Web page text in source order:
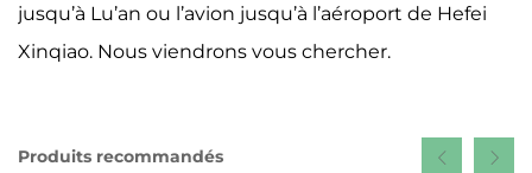
jusqu’à Lu’an ou l’avion jusqu’à l’aéroport de Hefei
Xinqiao. Nous viendrons vous chercher.
Produits recommandés